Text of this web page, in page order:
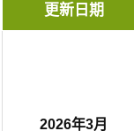
更新日期
2026年3月